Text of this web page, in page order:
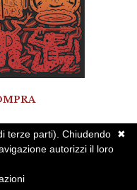
✖
terze parti). Chiudendo
autorizzi il loro